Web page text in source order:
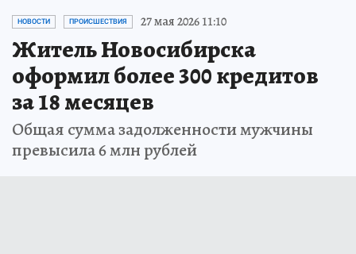
НОВОСТИ ПРОИСШЕСТВИЯ 27 мая 2026 11:10
Житель Новосибирска
оформил более 300 кредитов
за 18 месяцев
Общая сумма задолженности мужчины
превысила 6 млн рублей